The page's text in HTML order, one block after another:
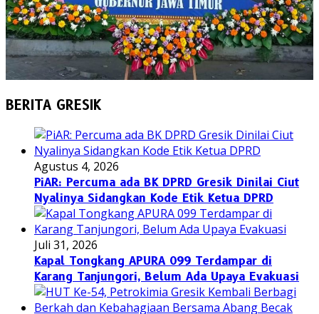
BERITA GRESIK
Agustus 4, 2026
PiAR: Percuma ada BK DPRD Gresik Dinilai Ciut
Nyalinya Sidangkan Kode Etik Ketua DPRD
Juli 31, 2026
Kapal Tongkang APURA 099 Terdampar di
Karang Tanjungori, Belum Ada Upaya Evakuasi